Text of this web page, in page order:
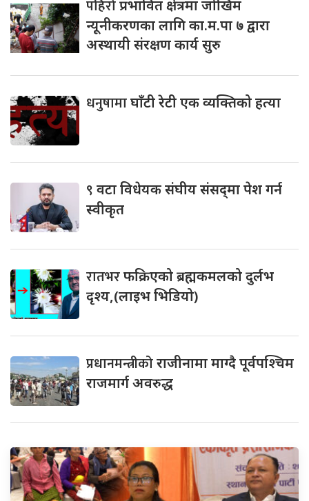
पहिरोप्रभावित क्षेत्रमा जोखिम
न्यूनीकरणका लागि का.म.पा ७ द्वारा
अस्थायी संरक्षण कार्य सुरु
धनुषामाघाँटी रेटी एक व्यक्तिको हत्या
९ वटा विधेयक संघीय संसद्‌मा पेश गर्न
स्वीकृत
रातभरफक्रिएको ब्रह्मकमलको दुर्लभ
दृश्य,(लाइभ भिडियो)
प्रधानमन्त्रीकोराजीनामा माग्दै पूर्वपश्चिम
राजमार्ग अवरुद्ध